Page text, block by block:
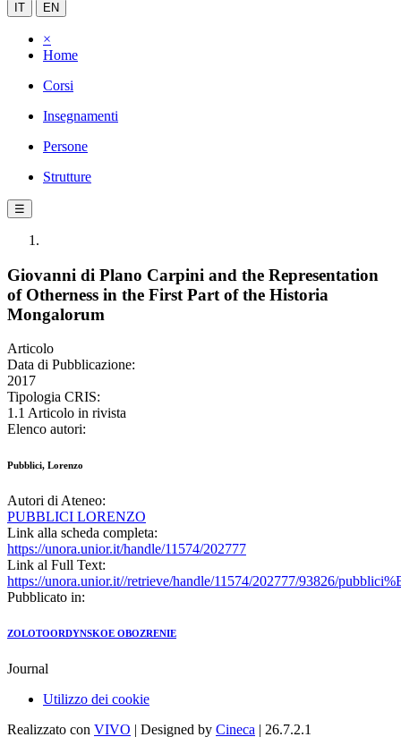
IT EN
×
Home
Corsi
Insegnamenti
Persone
Strutture
☰
Giovanni di Plano Carpini and the Representation
of Otherness in the First Part of the Historia
Mongalorum
Articolo
Data di Pubblicazione:
2017
Tipologia CRIS:
1.1 Articolo in rivista
Elenco autori:
Pubblici, Lorenzo
Autori di Ateneo:
PUBBLICI LORENZO
Link alla scheda completa:
https://unora.unior.it/handle/11574/202777
Link al Full Text:
https://unora.unior.it//retrieve/handle/11574/202777/93826/
Pubblicato in:
ZOLOTOORDYNSKOE OBOZRENIE
Journal
Utilizzo dei cookie
Realizzato con VIVO | Designed by Cineca | 26.7.2.1